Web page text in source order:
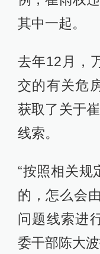
其中一起。
去年12月，
交的有关危
获取了关于
线索。
“按照相关规
的，怎么会
问题线索进
委干部陈大